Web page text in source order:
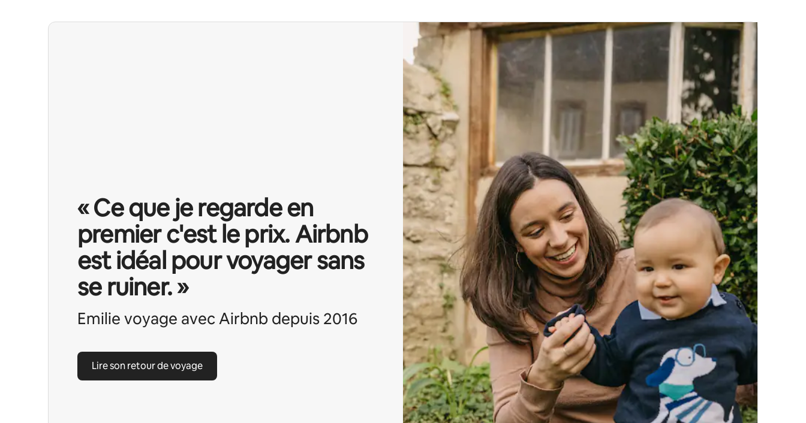
« Ce que je regarde en
premier c'est le prix. Airbnb
est idéal pour voyager sans
se ruiner. »
Emilie voyage avec Airbnb depuis 2016
Lire son retour de voyage